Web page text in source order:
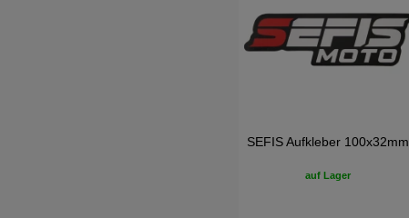
SEFIS Aufkleber 100x32mm
auf Lager